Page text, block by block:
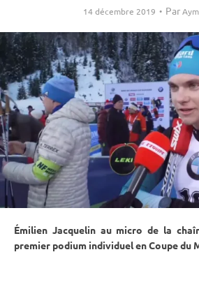
14 décembre 2019 Par
Émilien Jacquelin au micro de la
premier podium individuelenCoupe du